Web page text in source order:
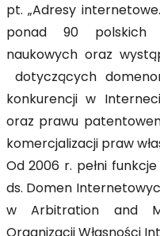
pt. „Adresy
ponad 90 polskich
naukowych oraz
dotyczących
konkurencji w
oraz prawu
komercjalizacji praw
Od 2006 r. pełni
ds. Domen
w Arbitration and